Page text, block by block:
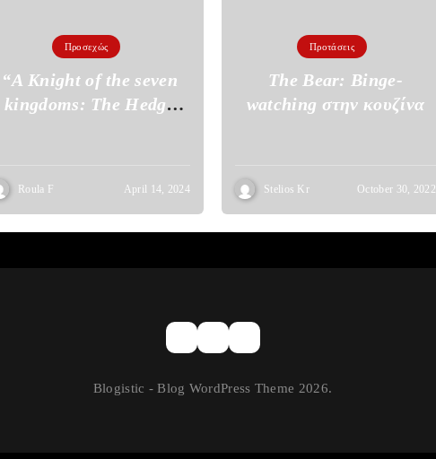
Προσεχώς
“A Knight of the seven
kingdoms: The Hedge
Roula F April 14, 2024
Προτάσεις
The Bear: Binge-
watching στην κουζίνα
Stelios Kr October 30, 2022
Blogistic - Blog WordPress Theme 2026.